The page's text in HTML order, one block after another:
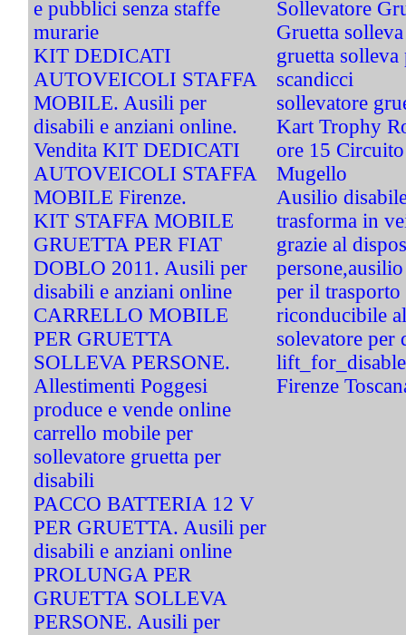
e pubblici senza staffe
murarie
KIT DEDICATI
AUTOVEICOLI STAFFA
MOBILE. Ausili per
disabili e anziani online.
Vendita KIT DEDICATI
AUTOVEICOLI STAFFA
MOBILE Firenze.
KIT STAFFA MOBILE
GRUETTA PER FIAT
DOBLO 2011. Ausili per
disabili e anziani online
CARRELLO MOBILE
PER GRUETTA
SOLLEVA PERSONE.
Allestimenti Poggesi
produce e vende online
carrello mobile per
sollevatore gruetta per
disabili
PACCO BATTERIA 12 V
PER GRUETTA. Ausili per
disabili e anziani online
PROLUNGA PER
GRUETTA SOLLEVA
PERSONE. Ausili per
Sollevatore
Gruetta
gruetta solleva
scandicci
sollevatore
Kart Trophy
ore 15
Mugello
Ausilio
trasforma in
grazie al
per il trasporto
riconducibile
solevatore per
Firenze